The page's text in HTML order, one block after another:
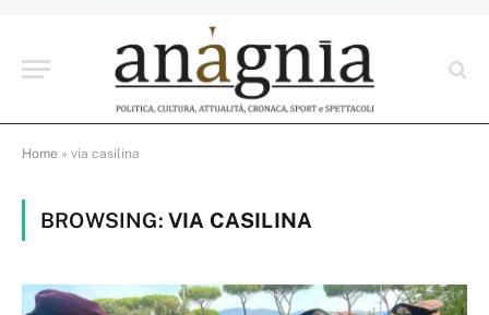
Home » via casilina
BROWSING: VIA CASILINA